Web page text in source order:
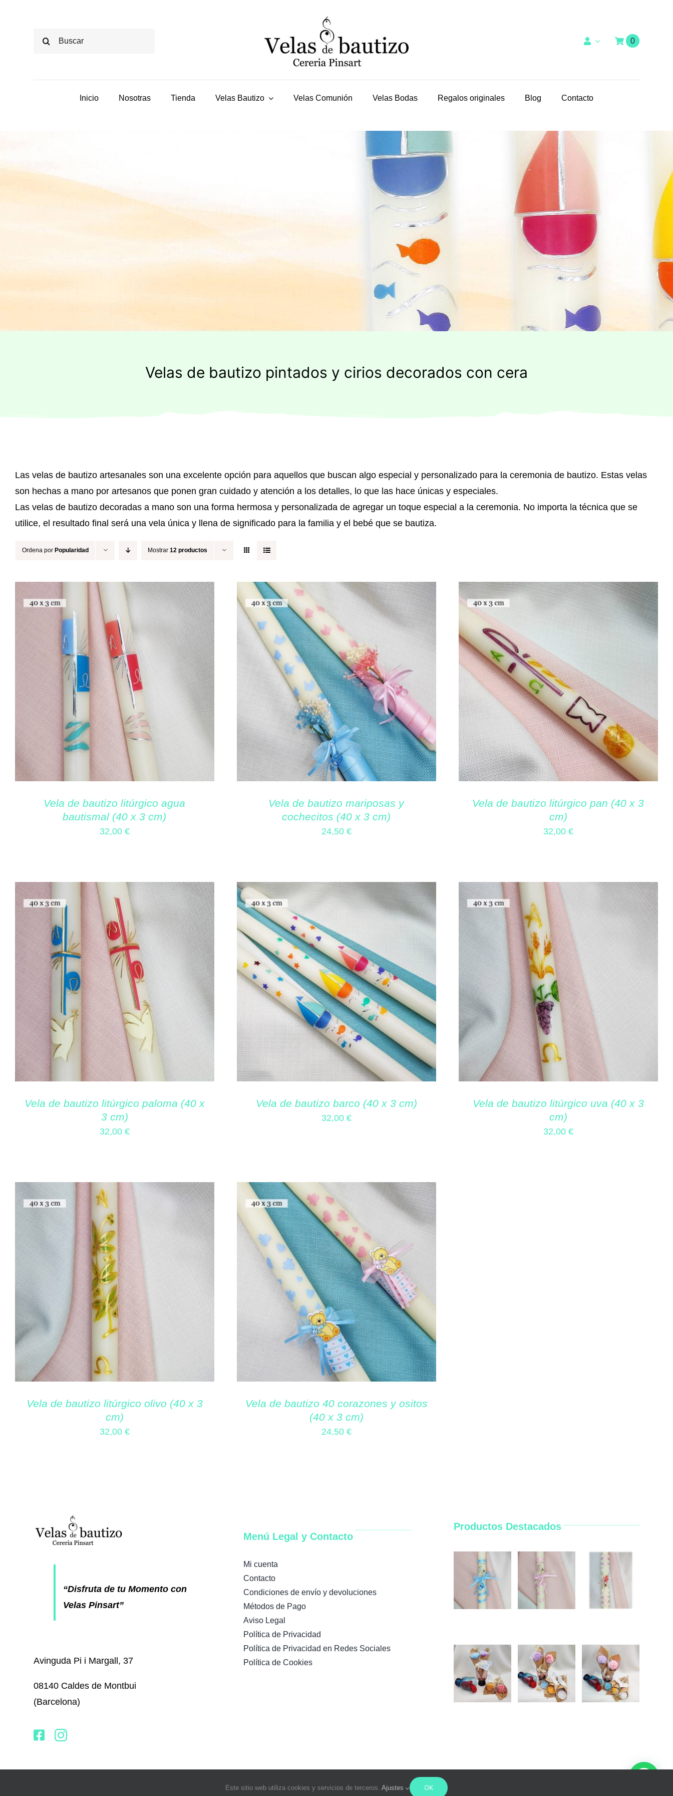
Buscar: 0
Inicio Nosotras Tienda Velas Bautizo Velas Comunión Velas Bodas Regalos originales Blog Contacto
Velas de bautizo pintados y cirios decorados con cera
Las velas de bautizo artesanales son una excelente opción para aquellos que buscan algo especial y personalizado para la ceremonia de bautizo. Estas velas
son hechas a mano por artesanos que ponen gran cuidado y atención a los detalles, lo que las hace únicas y especiales.
Las velas de bautizo decoradas a mano son una forma hermosa y personalizada de agregar un toque especial a la ceremonia. No importa la técnica que se
utilice, el resultado final será una vela única y llena de significado para la familia y el bebé que se bautiza.
Ordena por Popularidad Mostrar 12 productos
Vela de bautizo litúrgico agua
bautismal (40 x 3 cm)
32,00 €
Vela de bautizo mariposas y
cochecitos (40 x 3 cm)
24,50 €
Vela de bautizo litúrgico pan (40 x 3
cm)
32,00 €
Vela de bautizo litúrgico paloma (40 x
3 cm)
32,00 €
Vela de bautizo barco (40 x 3 cm)
32,00 €
Vela de bautizo litúrgico uva (40 x 3
cm)
32,00 €
Vela de bautizo litúrgico olivo (40 x 3
cm)
32,00 €
Vela de bautizo 40 corazones y ositos
(40 x 3 cm)
24,50 €
“Disfruta de tu Momento con
Velas Pinsart”
Avinguda Pi i Margall, 37
08140 Caldes de Montbui
(Barcelona)
Menú Legal y Contacto
Mi cuenta
Contacto
Condiciones de envío y devoluciones
Métodos de Pago
Aviso Legal
Política de Privacidad
Política de Privacidad en Redes Sociales
Política de Cookies
Productos Destacados
© Copyright 2021- 2026 | Cereria Pinsart. Todos los derechos reservados
Este sitio web utiliza cookies y servicios de terceros. Ajustes OK